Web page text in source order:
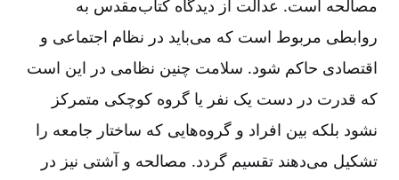
مصالحه است. عدالت از دیدگاه کتاب‌مقدس به
روابطی مربوط است که می‌باید در نظام اجتماعی و
اقتصادی حاکم شود. سلامت چنین نظامی در این است
که قدرت در دست یک نفر یا گروه کوچکی متمرکز
نشود بلکه بین افراد و گروه‌هایی که ساختار جامعه را
تشکیل می‌دهند تقسیم گردد. مصالحه و آشتی نیز در